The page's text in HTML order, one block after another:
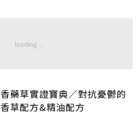
香藥草實證寶典／對抗憂鬱的
香草配方&精油配方